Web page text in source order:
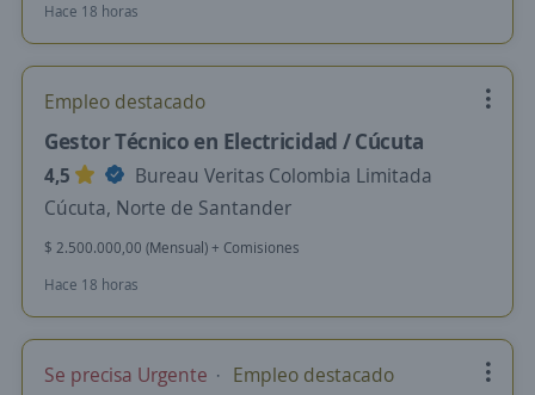
Hace 18 horas
Empleo destacado
Gestor Técnico en Electricidad / Cúcuta
4,5
Bureau Veritas Colombia Limitada
Cúcuta, Norte de Santander
$ 2.500.000,00 (Mensual) + Comisiones
Hace 18 horas
Se precisa Urgente Empleo destacado